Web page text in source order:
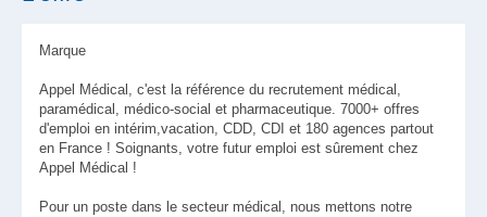
Marque
Appel Médical, c'est la référence du recrutement médical,
paramédical, médico-social et pharmaceutique. 7000+ offres
d'emploi en intérim,vacation, CDD, CDI et 180 agences partout
en France ! Soignants, votre futur emploi est sûrement chez
Appel Médical !
Pour un poste dans le secteur médical, nous mettons notre